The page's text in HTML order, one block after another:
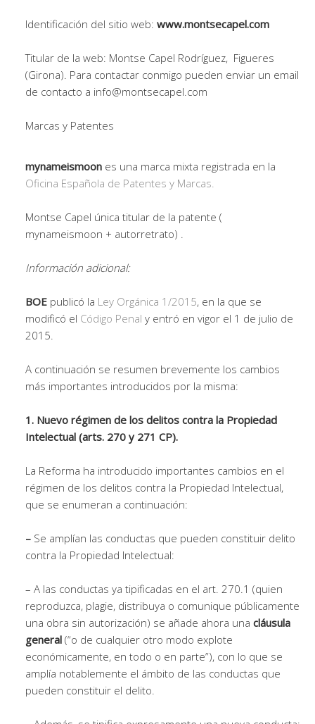
Identificación del sitio web: www.montsecapel.com
Titular de la web: Montse Capel Rodríguez, Figueres
(Girona). Para contactar conmigo pueden enviar un email
de contacto a info@montsecapel.com
Marcas y Patentes
mynameismoon es una marca mixta registrada en la
Oficina Española de Patentes y Marcas.
Montse Capel única titular de la patente (
mynameismoon + autorretrato) .
Información adicional:
BOE publicó la Ley Orgánica 1/2015, en la que se
modificó el Código Penal y entró en vigor el 1 de julio de
2015.
A continuación se resumen brevemente los cambios
más importantes introducidos por la misma:
1. Nuevo régimen de los delitos contra la Propiedad
Intelectual (arts. 270 y 271 CP).
La Reforma ha introducido importantes cambios en el
régimen de los delitos contra la Propiedad Intelectual,
que se enumeran a continuación:
– Se amplían las conductas que pueden constituir delito
contra la Propiedad Intelectual:
– A las conductas ya tipificadas en el art. 270.1 (quien
reproduzca, plagie, distribuya o comunique públicamente
una obra sin autorización) se añade ahora una cláusula
general (“o de cualquier otro modo explote
económicamente, en todo o en parte”), con lo que se
amplía notablemente el ámbito de las conductas que
pueden constituir el delito.